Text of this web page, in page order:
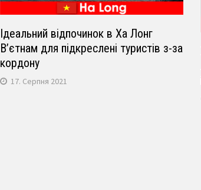
Ідеальний відпочинок в Ха Лонг
В’єтнам для підкреслені туристів з-за
кордону
17. Серпня 2021